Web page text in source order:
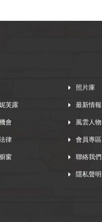
芙露
會
律
窗
照片庫
最新情報
風雲人物
會員專區
聯絡我們
隱私聲明